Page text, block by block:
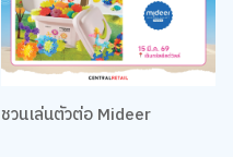
ชวนเล่นตัวต่อ Mideer